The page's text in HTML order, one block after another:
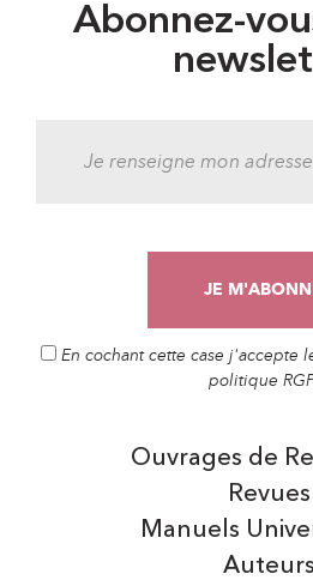
Abonnez-
En cochant cette case j'accepte
politique
Auteurs
Manuels
Ouvrages de
Revues